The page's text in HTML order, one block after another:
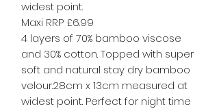
widest point.
Maxi RRP £6.99
4 layers of 70% bamboo viscose
and 30% cotton. Topped with super
soft and natural stay dry bamboo
velour.28cm x 13cm measured at
widest point. Perfect for night time